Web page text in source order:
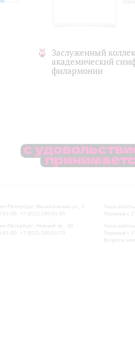
Заслуженный
академический
филармонии
Петербург, Михайловская ул., 2
01-00, +7 (812) 240-01-80
Петербург, Невский пр., 30
01-00, +7 (812) 240-01-70
Часы
Перерыв с
Часы
Перерыв с
Вопросы